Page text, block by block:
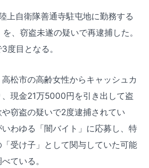
上自衛隊善通寺駐屯地に勤務する
、窃盗未遂の疑いで再逮捕した。
度目となる。
松市の高齢女性からキャッシュカ
現金21万5000円を引き出して盗
窃盗の疑いで2度逮捕されてい
わゆる「闇バイト」に応募し、特
受け子」として関与していた可能
ている。